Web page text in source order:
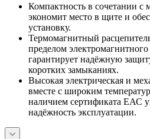
Компактность в сочетании
экономит место в щите и
установку.
Термомагнитный
пределом
гарантирует надёжную
коротких замыканиях.
Высокая электрическая и
вместе с широким
наличием сертификата ЕАС
надёжность эксплуатации.